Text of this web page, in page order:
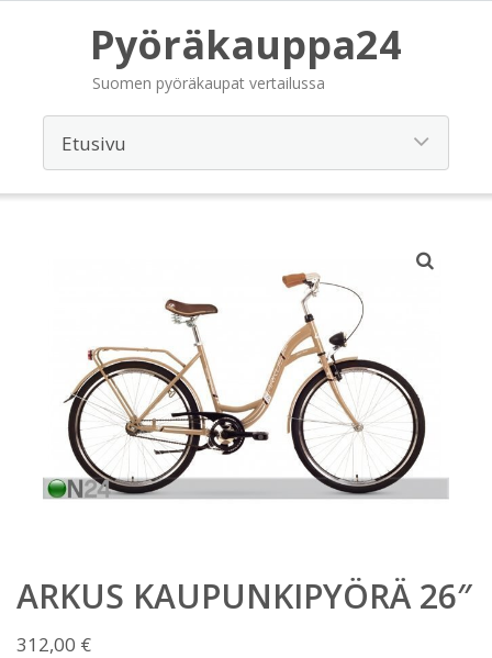
Pyöräkauppa24
Suomen pyöräkaupat vertailussa
ARKUS KAUPUNKIPYÖRÄ 26″
312,00 €